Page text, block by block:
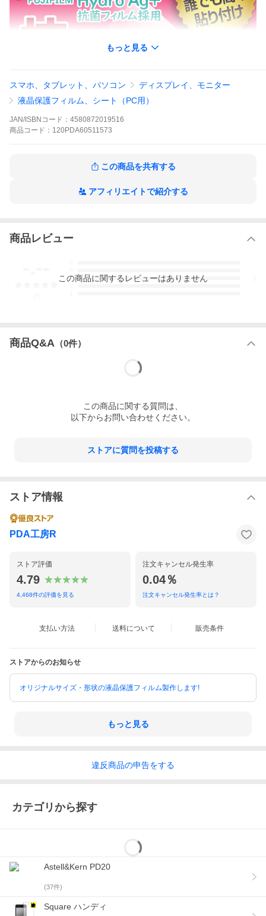
もっと見る
スマホ、タブレット、パソコン
ディスプレイ、モニター
液晶保護フィルム、シート（PC用）
JAN/ISBNコード： 4580872019516
商品 コード： 120PDA60511573
この商品を共有する
アフィリエイトで紹介する
商品レビュー
3
この商品に関するレビューはありません
商品Q&A （0件）
この商品に関する質問は、
以下からお問い合わせください。
ストアに質問を投稿する
ストア情報
PDA工房R
ストア評価
4.79
4,468件の評価を見る
注文キャンセル発生率
0.04％
注文キャンセル発生率とは？
支払い方法 送料について 販売条件
ストアからのお知らせ
オリジナルサイズ・形状の液晶保護フィルム製作します!
もっと見る
違反商品の申告をする
カテゴリから探す
Astell&Kern PD20
(37件)
Square ハンディ